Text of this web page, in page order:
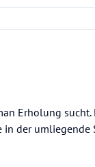
Erholung sucht.
in der umliegende